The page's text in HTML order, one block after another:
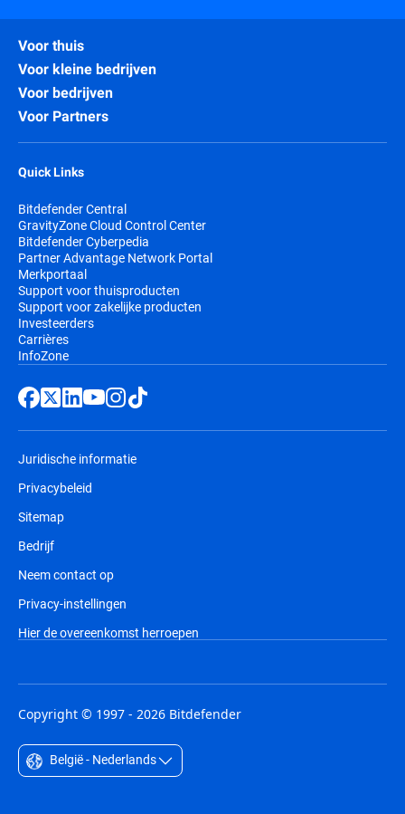
Voor thuis
Voor kleine bedrijven
Voor bedrijven
Voor Partners
Quick Links
Bitdefender Central
GravityZone Cloud Control Center
Bitdefender Cyberpedia
Partner Advantage Network Portal
Merkportaal
Support voor thuisproducten
Support voor zakelijke producten
Investeerders
Carrières
InfoZone
Juridische informatie
Privacybeleid
Sitemap
Bedrijf
Neem contact op
Privacy-instellingen
Hier de overeenkomst herroepen
Copyright © 1997 - 2026 Bitdefender
België - Nederlands